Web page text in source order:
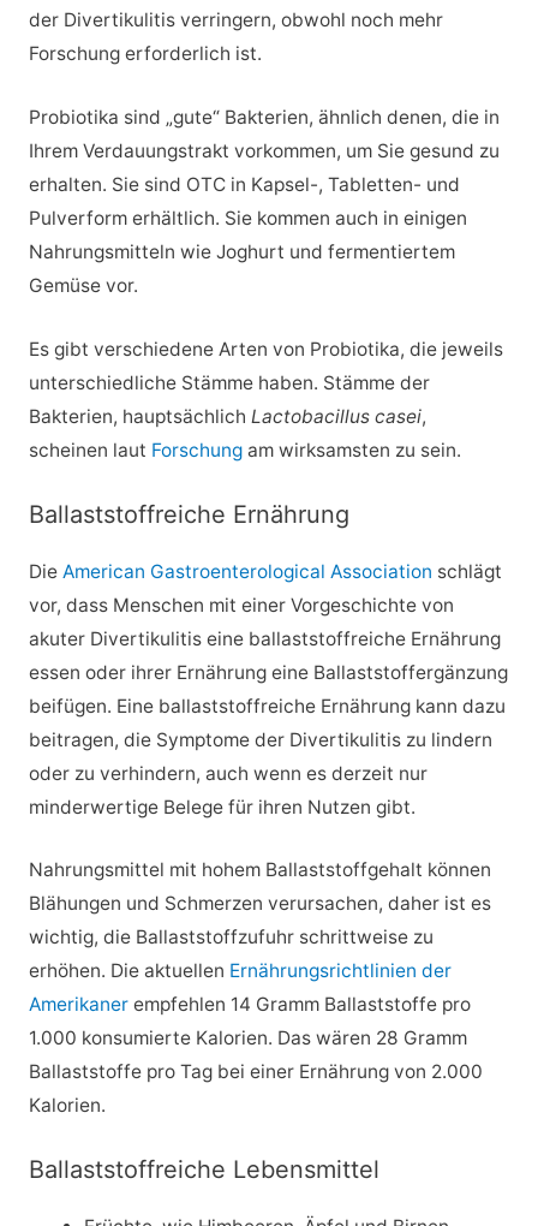
der Divertikulitis verringern, obwohl noch mehr
Forschung erforderlich ist.
Probiotika sind „gute“ Bakterien, ähnlich denen, die in
Ihrem Verdauungstrakt vorkommen, um Sie gesund zu
erhalten. Sie sind OTC in Kapsel-, Tabletten- und
Pulverform erhältlich. Sie kommen auch in einigen
Nahrungsmitteln wie Joghurt und fermentiertem
Gemüse vor.
Es gibt verschiedene Arten von Probiotika, die jeweils
unterschiedliche Stämme haben. Stämme der
Bakterien, hauptsächlich Lactobacillus casei,
scheinen laut Forschungam wirksamsten zu sein.
Ballaststoffreiche Ernährung
Die American Gastroenterological Association schlägt
vor, dass Menschen mit einer Vorgeschichte von
akuter Divertikulitis eine ballaststoffreiche Ernährung
essen oder ihrer Ernährung eine Ballaststoffergänzung
beifügen. Eine ballaststoffreiche Ernährung kann dazu
beitragen, die Symptome der Divertikulitis zu lindern
oder zu verhindern, auch wenn es derzeit nur
minderwertige Belege für ihren Nutzen gibt.
Nahrungsmittel mit hohem Ballaststoffgehalt können
Blähungen und Schmerzen verursachen, daher ist es
wichtig, die Ballaststoffzufuhr schrittweise zu
erhöhen. Die aktuellen Ernährungsrichtlinien der
Amerikanerempfehlen 14 Gramm Ballaststoffe pro
1.000 konsumierte Kalorien. Das wären 28 Gramm
Ballaststoffe pro Tag bei einer Ernährung von 2.000
Kalorien.
Ballaststoffreiche Lebensmittel